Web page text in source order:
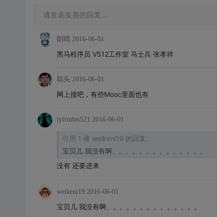
请发表友善的回复…
朗晴 2016-06-01
黑马程序员 V512工作室 马士兵 张孝祥
聪头 2016-06-01
网上搜吧，有些Mooc里面也有
lyfrmbts521 2016-06-01
引用 1 楼 weikeni19 的回复:
宝贝儿 我没有啊、。。。。。。。。。。。。。
没有 还要进来
weikeni19 2016-06-01
宝贝儿 我没有啊、。。。。。。。。。。。。。